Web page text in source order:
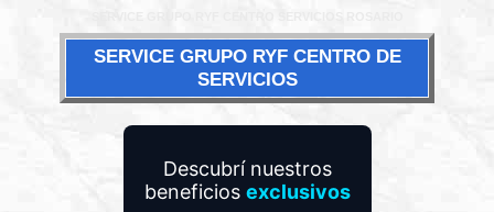
SERVICE GRUPO RYF CENTRO DE
SERVICIOS
Descubrí nuestros
beneficios exclusivos